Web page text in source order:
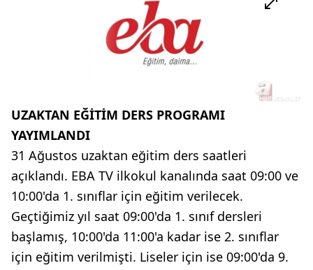
UZAKTAN EĞİTİM DERS PROGRAMI
YAYIMLANDI
31 Ağustos uzaktan eğitim ders saatleri
açıklandı. EBA TV ilkokul kanalında saat 09:00 ve
10:00'da 1. sınıflar için eğitim verilecek.
Geçtiğimiz yıl saat 09:00'da 1. sınıf dersleri
başlamış, 10:00'da 11:00'a kadar ise 2. sınıflar
için eğitim verilmişti. Liseler için ise 09:00'da 9.